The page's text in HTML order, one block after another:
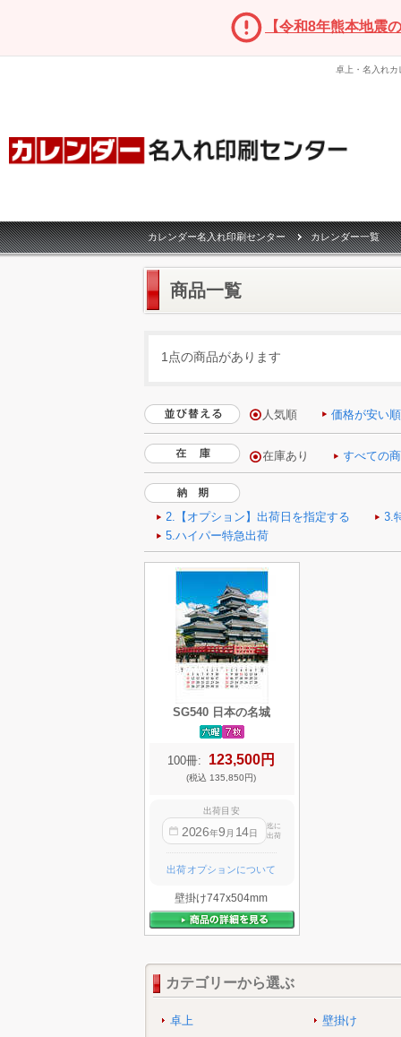
【令和8年熊本地震
卓上・名入れ
カレンダー名入れ印刷センター カレンダー一覧
商品一覧
1点の商品があります
人気順 価格が安い順
SG540 日本の名城
100冊: 123,500円
(税込 135,850円)
出荷目安
2026年9 月 14日
迄に
出荷
出荷オプションについて
壁掛け747x504mm
カテゴリーから選ぶ
卓上
壁掛け